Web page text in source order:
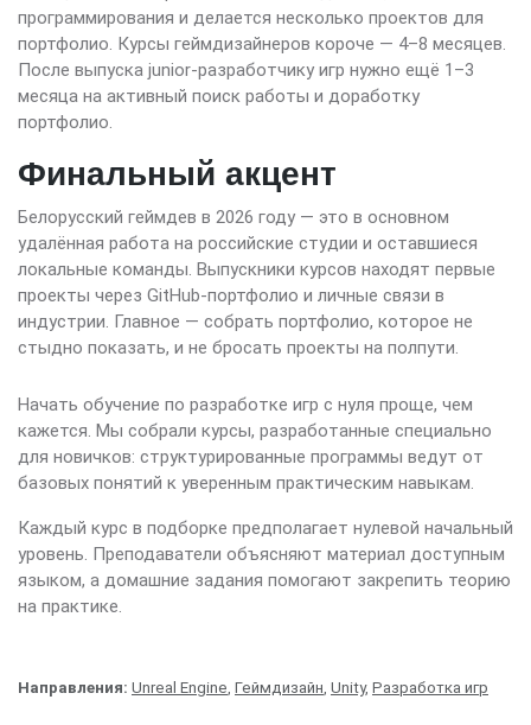
программирования и делается несколько проектов для
портфолио. Курсы геймдизайнеров короче — 4–8 месяцев.
После выпуска junior-разработчику игр нужно ещё 1–3
месяца на активный поиск работы и доработку
портфолио.
Финальный акцент
Белорусский геймдев в 2026 году — это в основном
удалённая работа на российские студии и оставшиеся
локальные команды. Выпускники курсов находят первые
проекты через GitHub-портфолио и личные связи в
индустрии. Главное — собрать портфолио, которое не
стыдно показать, и не бросать проекты на полпути.
Начать обучение по разработке игр с нуля проще, чем
кажется. Мы собрали курсы, разработанные специально
для новичков: структурированные программы ведут от
базовых понятий к уверенным практическим навыкам.
Каждый курс в подборке предполагает нулевой начальный
уровень. Преподаватели объясняют материал доступным
языком, а домашние задания помогают закрепить теорию
на практике.
Направления: Unreal Engine Геймдизайн Unity, Разработка игр